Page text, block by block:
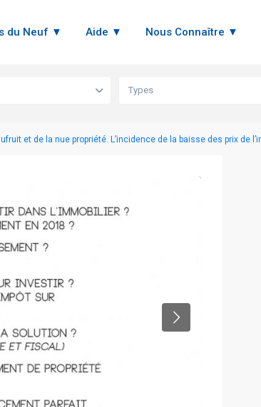
du Neuf ▼ Aide ▼ Nous Connaître ▼
Types
et de la nue propriété. L’incidence de la baisse des prix de